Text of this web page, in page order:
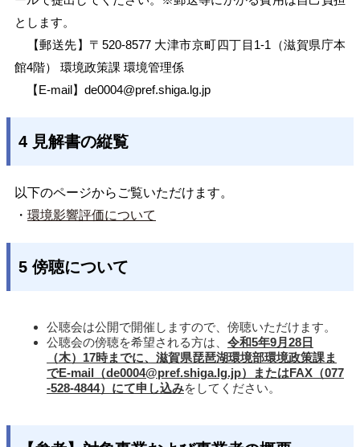
とします。
【郵送先】〒520-8577 大津市京町四丁目1-1（滋賀県庁本
館4階） 環境政策課 環境管理係
【E-mail】 de0004@pref.shiga.lg.jp
4 見解書の縦覧
以下のページからご覧いただけます。
・ 環境影響評価について
5 傍聴について
公聴会は公開で開催しますので、傍聴いただけます。
公聴会の傍聴を希望される方は、 令和5年9月28日
（木）17時までに、滋賀県琵琶湖環境部環境政策課ま
でE-mail（de0004@pref.shiga.lg.jp）またはFAX（077
-528-4844）にて申し込みをしてください。